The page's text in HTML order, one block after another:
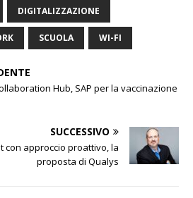
DIGITALIZZAZIONE
SCUOLA WI-FI
Hub, SAP per la vaccinazione
SUCCESSIVO
con approccio proattivo, la
proposta di Qualys